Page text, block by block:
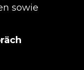
sowie